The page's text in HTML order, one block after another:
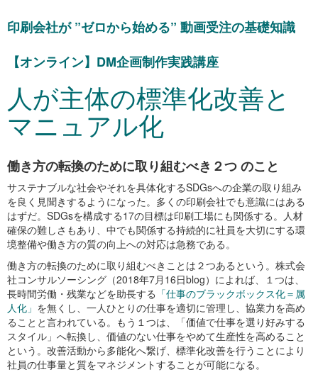
印刷会社が ”ゼロから始める” 動画受注の基礎知識
【オンライン】DM企画制作実践講座
人が主体の標準化改善と
マニュアル化
働き方の転換のために取り組むべき２つ のこと
サステナブルな社会やそれを具体化するSDGsへの企業の取り組み
を良く見聞きするようになった。多くの印刷会社でも意識にはある
はずだ。SDGsを構成する17の目標は印刷工場にも関係する。人材
確保の難しさもあり、中でも関係する持続的に社員を大切にする環
境整備や働き方の質の向上への対応は急務である。
働き方の転換のために取り組むべきことは２つあるという。株式会
社コンサルソーシング（2018年7月16日blog）によれば、１つは、
長時間労働・残業などを助長する 「仕事のブラックボックス化＝属
人化」 を無くし、一人ひとりの仕事を適切に管理し、協業力を高め
ることと言われている。もう１つは、「価値で仕事を選り好みする
スタイル」へ転換し、価値のない仕事をやめて生産性を高めること
という。改善活動から多能化へ繋げ、標準化改善を行うことにより
社員の仕事量と質をマネジメントすることが可能になる。